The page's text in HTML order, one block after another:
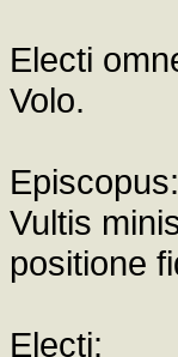
Electi
Volo.
Episcopus:
Vultis
positione
Electi: